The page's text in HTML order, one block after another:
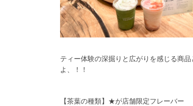
ティー体験の深掘りと広がりを感じる商
よ、！！
【茶葉の種類】★が店舗限定フレーバー